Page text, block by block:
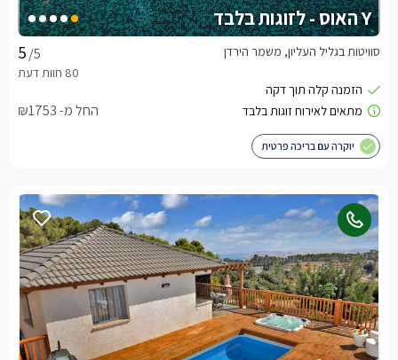
Y האוס - לזוגות בלבד
/5 סוויטות בגליל העליון, משמר הירדן
החל מ- ₪1753
יוקרה עם בריכה פרטית